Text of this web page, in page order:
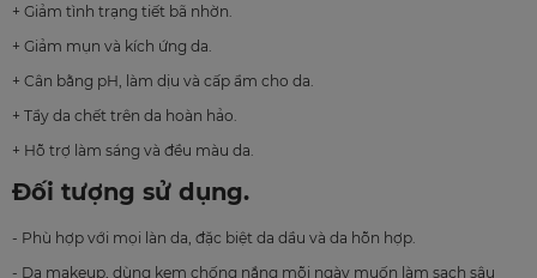
+ Giảm tình trạng tiết bã nhờn.
+ Giảm mụn và kích ứng da.
+ Cân bằng pH, làm dịu và cấp ẩm cho da.
+ Tẩy da chết trên da hoàn hảo.
+ Hỗ trợ làm sáng và đều màu da.
Đối tượng sử dụng.
- Phù hợp với mọi làn da, đặc biệt da dầu và da hỗn hợp.
- Da makeup, dùng kem chống nắng mỗi ngày muốn làm sạch sâu